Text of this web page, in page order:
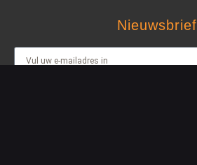
Nieuwsbrief